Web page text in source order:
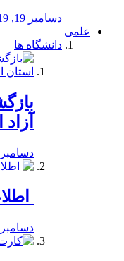
دسامبر 19, 2019
علمی
دانشگاه ها
دسامبر 25, 2019
دسامبر 25, 2019